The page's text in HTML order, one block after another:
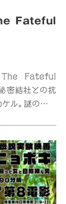
Fateful
Fateful
密結社との抗
ル。謎の女か
アクションと